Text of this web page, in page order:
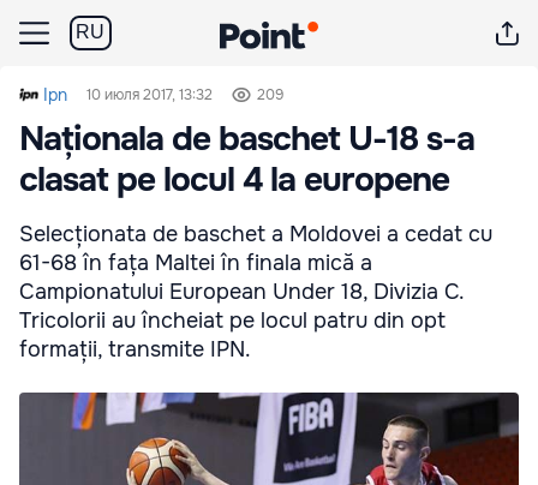
RU
Ipn 10 июля 2017, 13:32 209
Naționala de baschet U-18 s-a
clasat pe locul 4 la europene
Selecționata de baschet a Moldovei a cedat cu
61-68 în fața Maltei în finala mică a
Campionatului European Under 18, Divizia C.
Tricolorii au încheiat pe locul patru din opt
formații, transmite IPN.